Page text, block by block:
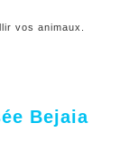
vos animaux.
Bejaia